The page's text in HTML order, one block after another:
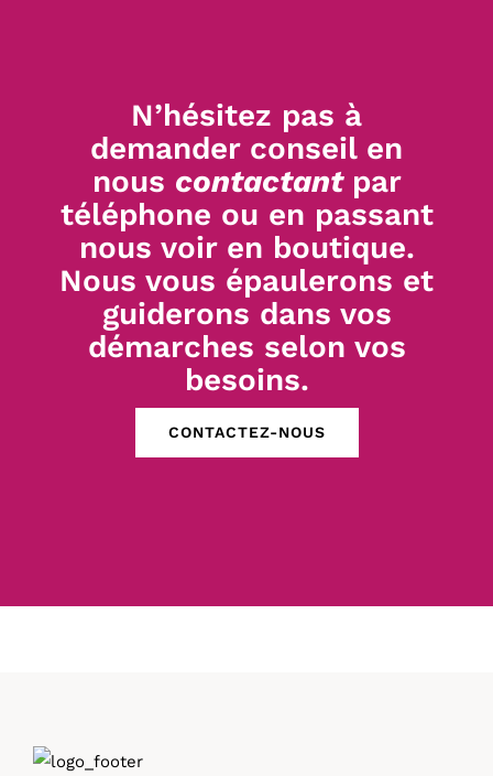
N’hésitez pas à
demander conseil en
nous contactant par
téléphone ou en passant
nous voir en boutique.
Nous vous épaulerons et
guiderons dans vos
démarches selon vos
besoins.
CONTACTEZ-NOUS